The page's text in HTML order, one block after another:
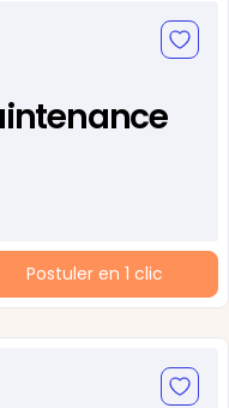
Postuler en 1 clic